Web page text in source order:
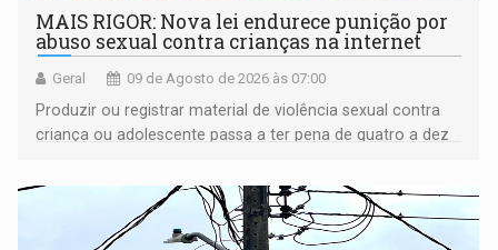
MAIS RIGOR: Nova lei endurece punição por
abuso sexual contra crianças na internet
Geral 09 de Agosto de 2026 às 07:00
Produzir ou registrar material de violência sexual contra
criança ou adolescente passa a ter pena de quatro a dez